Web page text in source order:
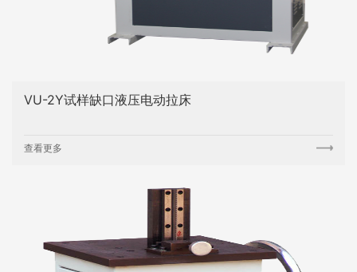
VU-2Y试样缺口液压电动拉床
查看更多